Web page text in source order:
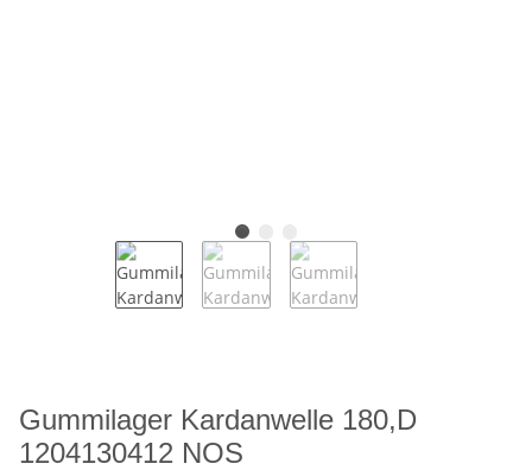
Gummilager Kardanwelle 180,D
1204130412 NOS